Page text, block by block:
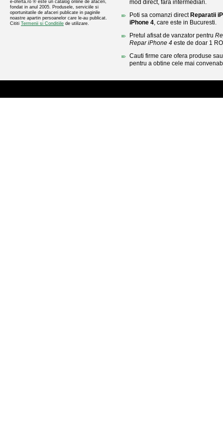
e-oferta.ro ® este un catalog online de afaceri,
fondat in anul 2005. Produsele, serviciile si
oportunitatile de afaceri publicate in paginile
noastre apartin persoanelor care le-au publicat.
Cititi Termenii si Conditiile de utilizare.
mod direct, fara intermediari.
Poti sa comanzi direct Reparatii
iPhone 4, care este in Bucuresti.
Pretul afisat de vanzator pentru
Repar iPhone 4 este de doar 1
Cauti firme care ofera produse
pentru a obtine cele mai